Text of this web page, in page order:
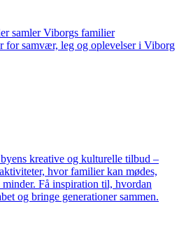
samler Viborgs familier
for samvær, leg og oplevelser i Viborg
kreative og kulturelle tilbud –
hvor familier kan mødes,
Få inspiration til, hvordan
og bringe generationer sammen.